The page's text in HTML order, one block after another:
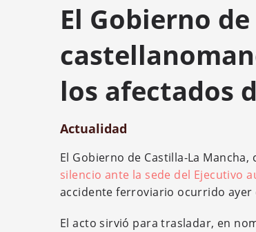
El Gobierno
los afectados
Actualidad
El Gobierno de Castilla-La
silencio ante la sede del Ejecutivo
accidente ferroviario ocurrido ayer
El acto sirvió para trasladar, en